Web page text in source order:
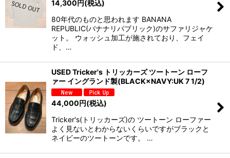
14,300円(税込)
80年代のものと思われます BANANA
REPUBLIC(バナナリパブリック)のサファリジャケ
ット。 ウォッシュ加工が施されており、フェイ
ド、…
USED Tricker's トリッカーズ ツートーン ローフ
ァー イングランド製(BLACK×NAVY:UK 7 1/2)
44,000 円(税込)
Tricker's(トリッカーズ)の ツートーン ローファー
よく見ないとわからないくらいですがブラックと
ネイビーのツートーンです。 …